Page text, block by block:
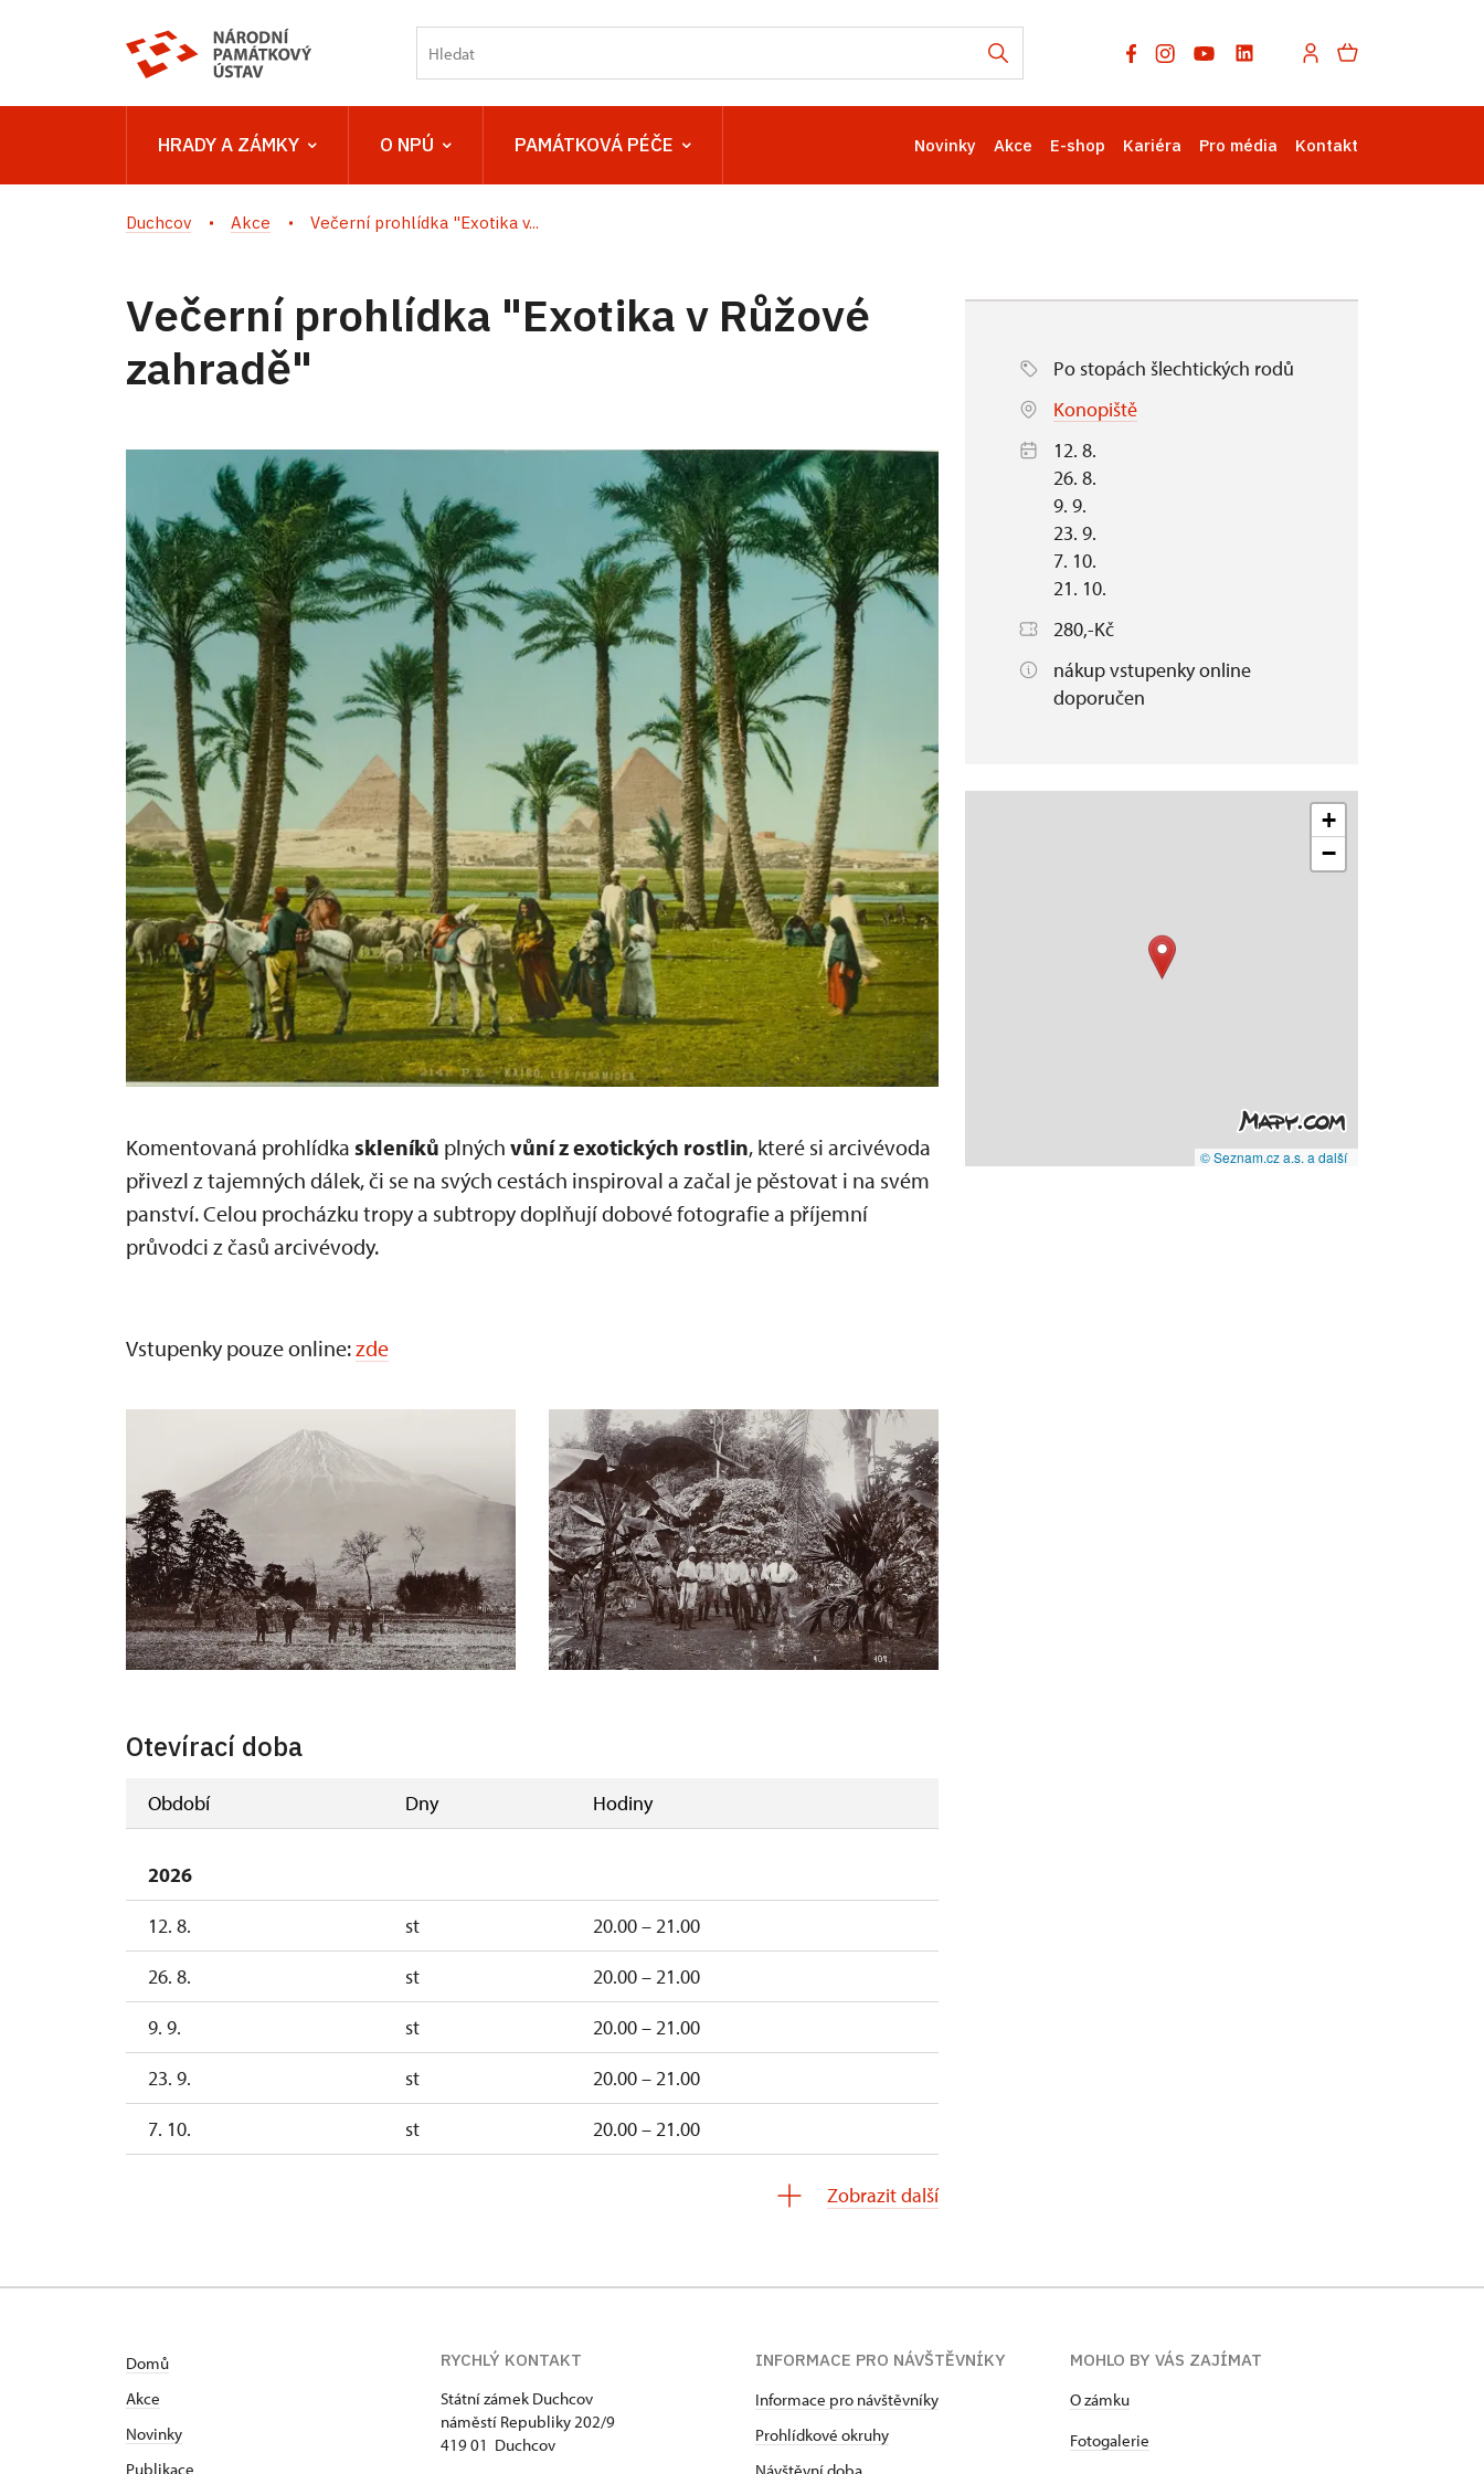
HRADY A ZÁMKY O NPÚ PAMÁTKOVÁ PÉČE Novinky Akce E-shop Kariéra Pro média Kontakt
Duchcov Akce Večerní prohlídka "Exotika v...
Večerní prohlídka "Exotika v Růžové
zahradě"
Komentovaná prohlídka skleníků plných vůní z exotických rostlin, které si arcivévoda
přivezl z tajemných dálek, či se na svých cestách inspiroval a začal je pěstovat i na svém
panství. Celou procházku tropy a subtropy doplňují dobové fotografie a příjemní
průvodci z časů arcivévody.
Vstupenky pouze online:zde
Otevírací doba
Období Dny Hodiny
2026
12. 8.
st
20.00 – 21.00
26. 8.
st
20.00 – 21.00
9. 9.
st
20.00 – 21.00
23. 9.
st
20.00 – 21.00
7. 10.
st
20.00 – 21.00
Zobrazit další
Po stopách šlechtických rodů
Konopiště
12. 8.
26. 8.
9. 9.
23. 9.
7. 10.
21. 10.
280,-Kč
nákup vstupenky online
doporučen
+
−
© Seznam.cz a.s. a další
Domů
Akce
Novinky
Publikace
RYCHLÝ KONTAKT
Státní zámek Duchcov
náměstí Republiky 202/9
419 01 Duchcov
INFORMACE PRO NÁVŠTĚVNÍKY
Informace pro návštěvníky
Prohlídkové okruhy
Návštěvní doba
MOHLO BY VÁS ZAJÍMAT
O zámku
Fotogalerie